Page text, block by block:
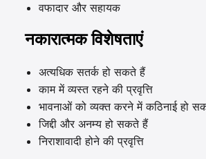
वफादार और सहायक
नकारात्मक विशेषताएं
अत्यधिक सतर्क हो सकते हैं
काम में व्यस्त रहने की प्रवृत्ति
भावनाओं को व्यक्त करने में कठिनाई हो
जिद्दी और अनम्य हो सकते हैं
निराशावादी होने की प्रवृत्ति